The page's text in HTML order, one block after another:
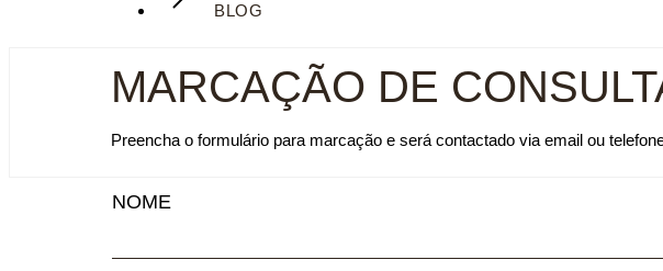
BLOG
MARCAÇÃO DE
Preencha o formulário para marcação e será contactado via email ou
NOME